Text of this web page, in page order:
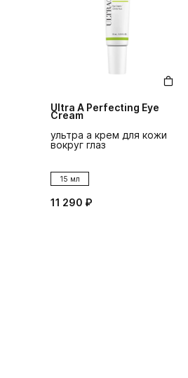
Ultra A Perfecting Eye
Cream
ультра а крем для кожи
вокруг глаз
15 мл
11 290 ₽